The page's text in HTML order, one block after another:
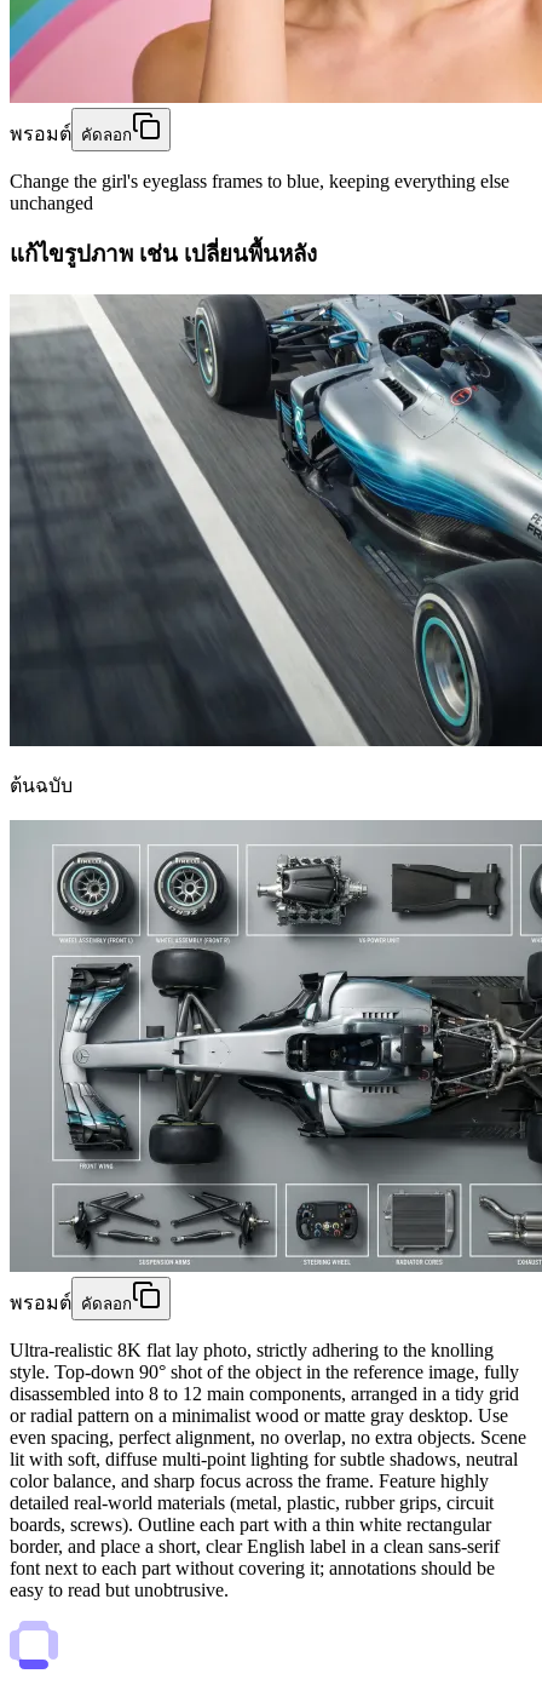
พรอมต์ คัดลอก
Change the girl's eyeglass frames to blue, keeping everything else
unchanged
แก้ไขรูปภาพ เช่น เปลี่ยนพื้นหลัง
ต้นฉบับ
พรอมต์ คัดลอก
Ultra-realistic 8K flat lay photo, strictly adhering to the knolling
style. Top-down 90° shot of the object in the reference image, fully
disassembled into 8 to 12 main components, arranged in a tidy grid
or radial pattern on a minimalist wood or matte gray desktop. Use
even spacing, perfect alignment, no overlap, no extra objects. Scene
lit with soft, diffuse multi-point lighting for subtle shadows, neutral
color balance, and sharp focus across the frame. Feature highly
detailed real-world materials (metal, plastic, rubber grips, circuit
boards, screws). Outline each part with a thin white rectangular
border, and place a short, clear English label in a clean sans-serif
font next to each part without covering it; annotations should be
easy to read but unobtrusive.